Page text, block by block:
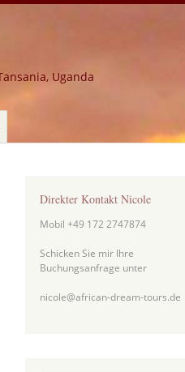
Uganda
Direkter Kontakt Nicole
Mobil +49 172 2747874
Schicken Sie mir Ihre
Buchungsanfrage unter
nicole@african-dream-tours.de